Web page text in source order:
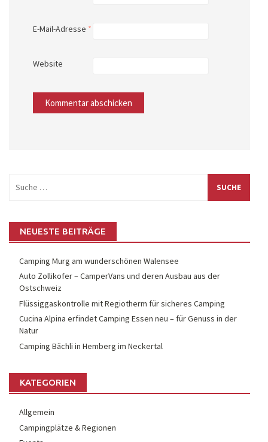
E-Mail-Adresse *
Website
nach:
NEUESTE BEITRÄGE
Camping Murg am wunderschönen Walensee
Auto Zollikofer – CamperVans und deren Ausbau aus der
Ostschweiz
Flüssiggaskontrolle mit Regiotherm für sicheres Camping
Cucina Alpina erfindet Camping Essen neu – für Genuss in der
Natur
Camping Bächli in Hemberg im Neckertal
KATEGORIEN
Allgemein
Campingplätze & Regionen